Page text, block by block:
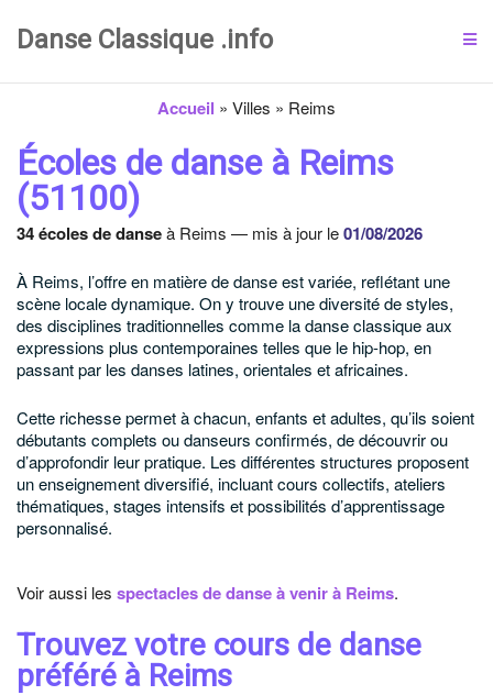
Danse Classique .info
Accueil » Villes » Reims
Écoles de danse à Reims
(51100)
34 écoles de danseà Reims — mis à jour le01/08/2026
À Reims, l’offre en matière de danse est variée, reflétant une
scène locale dynamique. On y trouve une diversité de styles,
des disciplines traditionnelles comme la danse classique aux
expressions plus contemporaines telles que le hip-hop, en
passant par les danses latines, orientales et africaines.
Cette richesse permet à chacun, enfants et adultes, qu’ils soient
débutants complets ou danseurs confirmés, de découvrir ou
d’approfondir leur pratique. Les différentes structures proposent
un enseignement diversifié, incluant cours collectifs, ateliers
thématiques, stages intensifs et possibilités d’apprentissage
personnalisé.
Voir aussi les spectacles de danse à venir à Reims.
Trouvez votre cours de danse
préféré à Reims